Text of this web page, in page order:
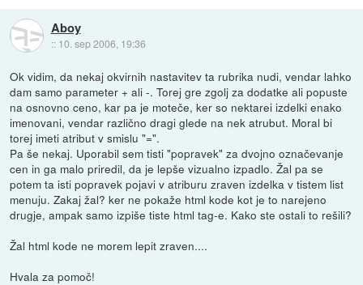
Aboy
:: 10. sep 2006, 19:36
Ok vidim, da nekaj okvirnih nastavitev ta rubrika nudi, vendar lahko
dam samo parameter + ali -. Torej gre zgolj za dodatke ali popuste
na osnovno ceno, kar pa je moteče, ker so nektarei izdelki enako
imenovani, vendar različno dragi glede na nek atrubut. Moral bi
torej imeti atribut v smislu "=".
Pa še nekaj. Uporabil sem tisti "popravek" za dvojno označevanje
cen in ga malo priredil, da je lepše vizualno izpadlo. Žal pa se
potem ta isti popravek pojavi v atriburu zraven izdelka v tistem list
menuju. Zakaj žal? ker ne pokaže html kode kot je to narejeno
drugje, ampak samo izpiše tiste html tag-e. Kako ste ostali to rešili?
Žal html kode ne morem lepit zraven....
Hvala za pomoč!